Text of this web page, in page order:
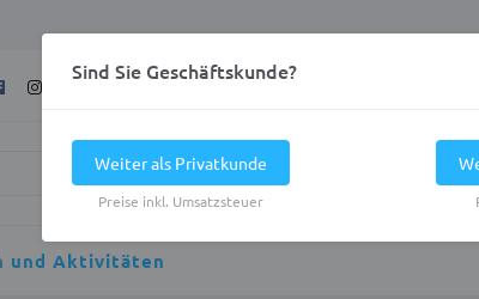
und Aktivitäten
Sind Sie Geschäftskunde?
Weiter als Privatkunde
Preise inkl. Umsatzsteuer